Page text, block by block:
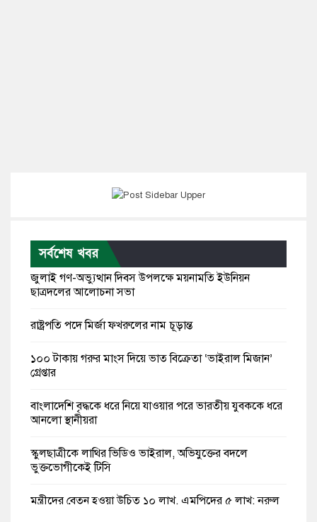
সর্বশেষ খবর
জুলাই গণ-অভ্যুত্থান দিবস উপলক্ষে ময়নামতি ইউনিয়ন
ছাত্রদলের আলোচনা সভা
রাষ্ট্রপতি পদে মির্জা ফখরুলের নাম চূড়ান্ত
১০০ টাকায় গরুর মাংস দিয়ে ভাত বিক্রেতা ‘ভাইরাল মিজান’
গ্রেপ্তার
বাংলাদেশি বৃদ্ধকে ধরে নিয়ে যাওয়ার পরে ভারতীয় যুবককে ধরে
আনলো স্থানীয়রা
স্কুলছাত্রীকে লাথির ভিডিও ভাইরাল, অভিযুক্তের বদলে
ভুক্তভোগীকেই টিসি
মন্ত্রীদের বেতন হওয়া উচিত ১০ লাখ, এমপিদের ৫ লাখ: নুরুল